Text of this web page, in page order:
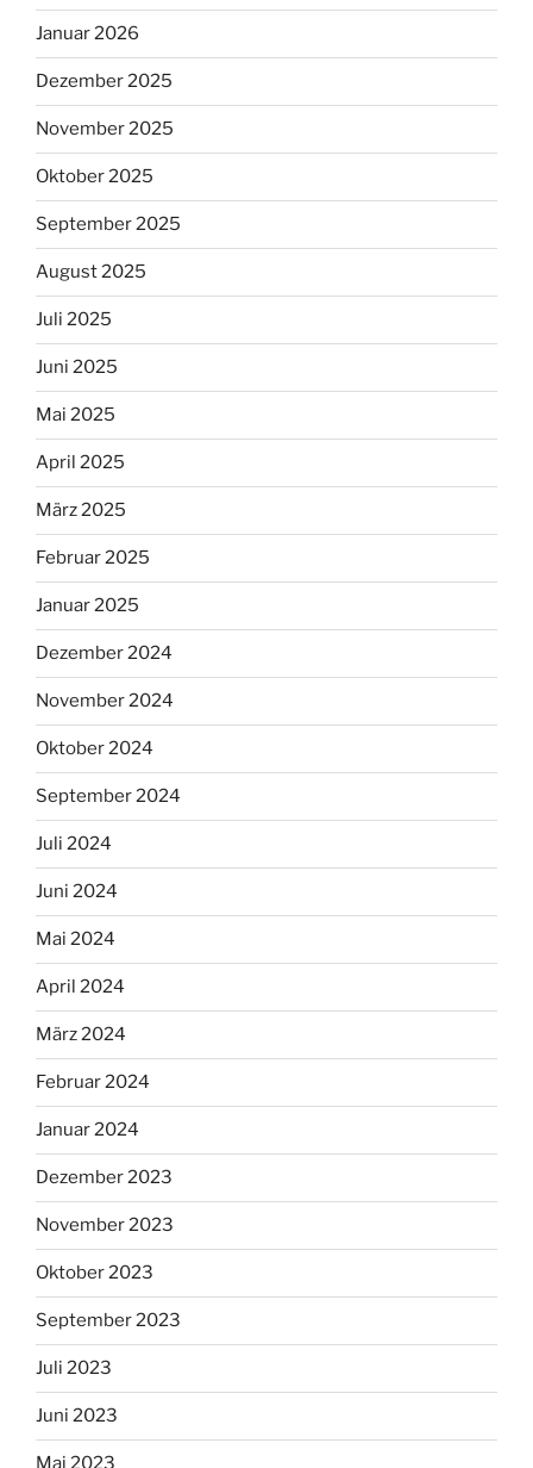
Januar 2026
Dezember 2025
November 2025
Oktober 2025
September 2025
August 2025
Juli 2025
Juni 2025
Mai 2025
April 2025
März 2025
Februar 2025
Januar 2025
Dezember 2024
November 2024
Oktober 2024
September 2024
Juli 2024
Juni 2024
Mai 2024
April 2024
März 2024
Februar 2024
Januar 2024
Dezember 2023
November 2023
Oktober 2023
September 2023
Juli 2023
Juni 2023
Mai 2023